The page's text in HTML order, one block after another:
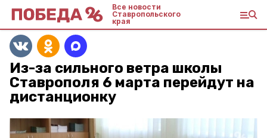
Все новости
Ставропольского
края
Из-за сильного ветра школы
Ставрополя 6 марта перейдут на
дистанционку